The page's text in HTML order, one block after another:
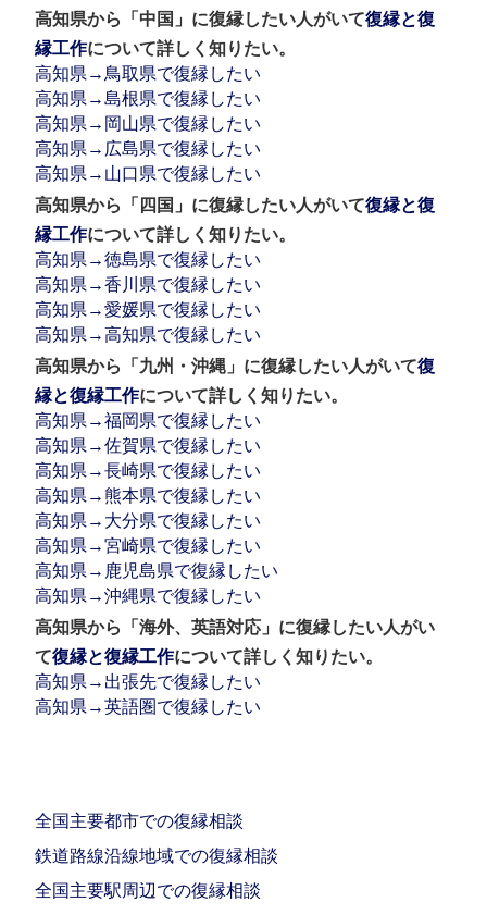
高知県から「中国」に復縁したい人がいて復縁と復
縁工作について詳しく知りたい。
高知県→鳥取県で復縁したい
高知県→島根県で復縁したい
高知県→岡山県で復縁したい
高知県→広島県で復縁したい
高知県→山口県で復縁したい
高知県から「四国」に復縁したい人がいて復縁と復
縁工作について詳しく知りたい。
高知県→徳島県で復縁したい
高知県→香川県で復縁したい
高知県→愛媛県で復縁したい
高知県→高知県で復縁したい
高知県から「九州・沖縄」に復縁したい人がいて復
縁と復縁工作について詳しく知りたい。
高知県→福岡県で復縁したい
高知県→佐賀県で復縁したい
高知県→長崎県で復縁したい
高知県→熊本県で復縁したい
高知県→大分県で復縁したい
高知県→宮崎県で復縁したい
高知県→鹿児島県で復縁したい
高知県→沖縄県で復縁したい
高知県から「海外、英語対応」に復縁したい人がい
て復縁と復縁工作について詳しく知りたい。
高知県→出張先で復縁したい
高知県→英語圏で復縁したい
全国主要都市での復縁相談
鉄道路線沿線地域での復縁相談
全国主要駅周辺での復縁相談